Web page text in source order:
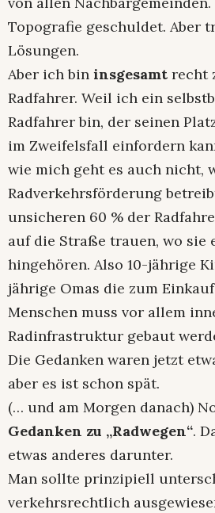
Topografie geschuldet. Aber
Lösungen.
Aber ich bin insgesamt recht
Radfahrer. Weil ich ein
Radfahrer bin, der seinen
im Zweifelsfall einfordern
wie mich geht es auch nicht,
Radverkehrsförderung
unsicheren 60 % der
auf die Straße trauen, wo sie
hingehören. Also 10-jährige
jährige Omas die zum
Menschen muss vor allem
Radinfrastruktur gebaut
Die Gedanken waren jetzt
aber es ist schon spät.
(… und am Morgen danach)
Gedanken zu „Radwegen“.
etwas anderes darunter.
Man sollte prinzipiell
verkehrsrechtlich